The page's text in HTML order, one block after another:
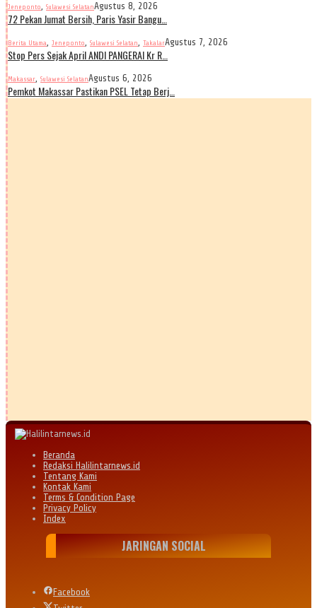
Jeneponto, Sulawesi SelatanAgustus 8, 2026
72 Pekan Jumat Bersih, Paris Yasir Bangu…
Berita Utama, Jeneponto, Sulawesi Selatan, TakalarAgustus 7, 2026
Stop Pers Sejak April ANDI PANGERAI Kr R…
Makassar, Sulawesi SelatanAgustus 6, 2026
Pemkot Makassar Pastikan PSEL Tetap Berj…
Beranda
Redaksi Halilintarnews.id
Tentang Kami
Kontak Kami
Terms & Condition Page
Privacy Policy
Index
JARINGAN SOCIAL
Facebook